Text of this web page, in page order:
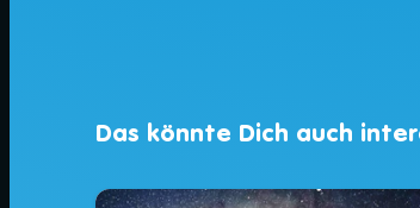
Das könnte Dich auch